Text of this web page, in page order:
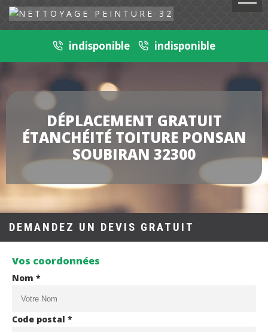
indisponible indisponible
DÉPLACEMENT GRATUIT
ÉTANCHÉITÉ TOITURE PONSAN
SOUBIRAN 32300
DEMANDEZ UN DEVIS GRATUIT
Vos coordonnées
Nom *
Code postal *